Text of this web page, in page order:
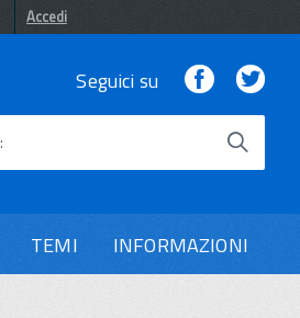
Accedi
Seguici su Facebook
TEMI INFORMAZIONI